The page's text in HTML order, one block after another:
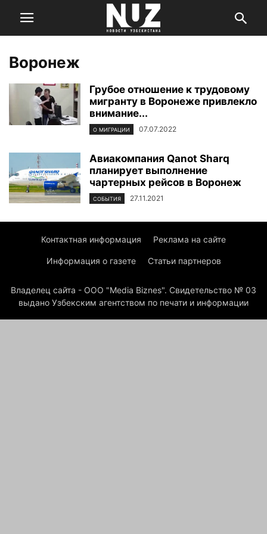
Воронеж
Грубое отношение к трудовому
мигранту в Воронеже привлекло
внимание...
О МИГРАЦИИ 07.07.2022
Авиакомпания Qanot Sharq
планирует выполнение
чартерных рейсов в Воронеж
СОБЫТИЯ 27.11.2021
Контактная информация Реклама на сайте
Информация о газете Статьи партнеров
Владелец сайта - ООО "Media Biznes". Свидетельство № 03
выдано Узбекским агентством по печати и информации